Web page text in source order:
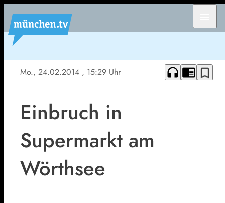
Mo., 24.02.2014 , 15:29 Uhr headphones chrome_reader_mode bookmark_border
Einbruch in
Supermarkt am
Wörthsee